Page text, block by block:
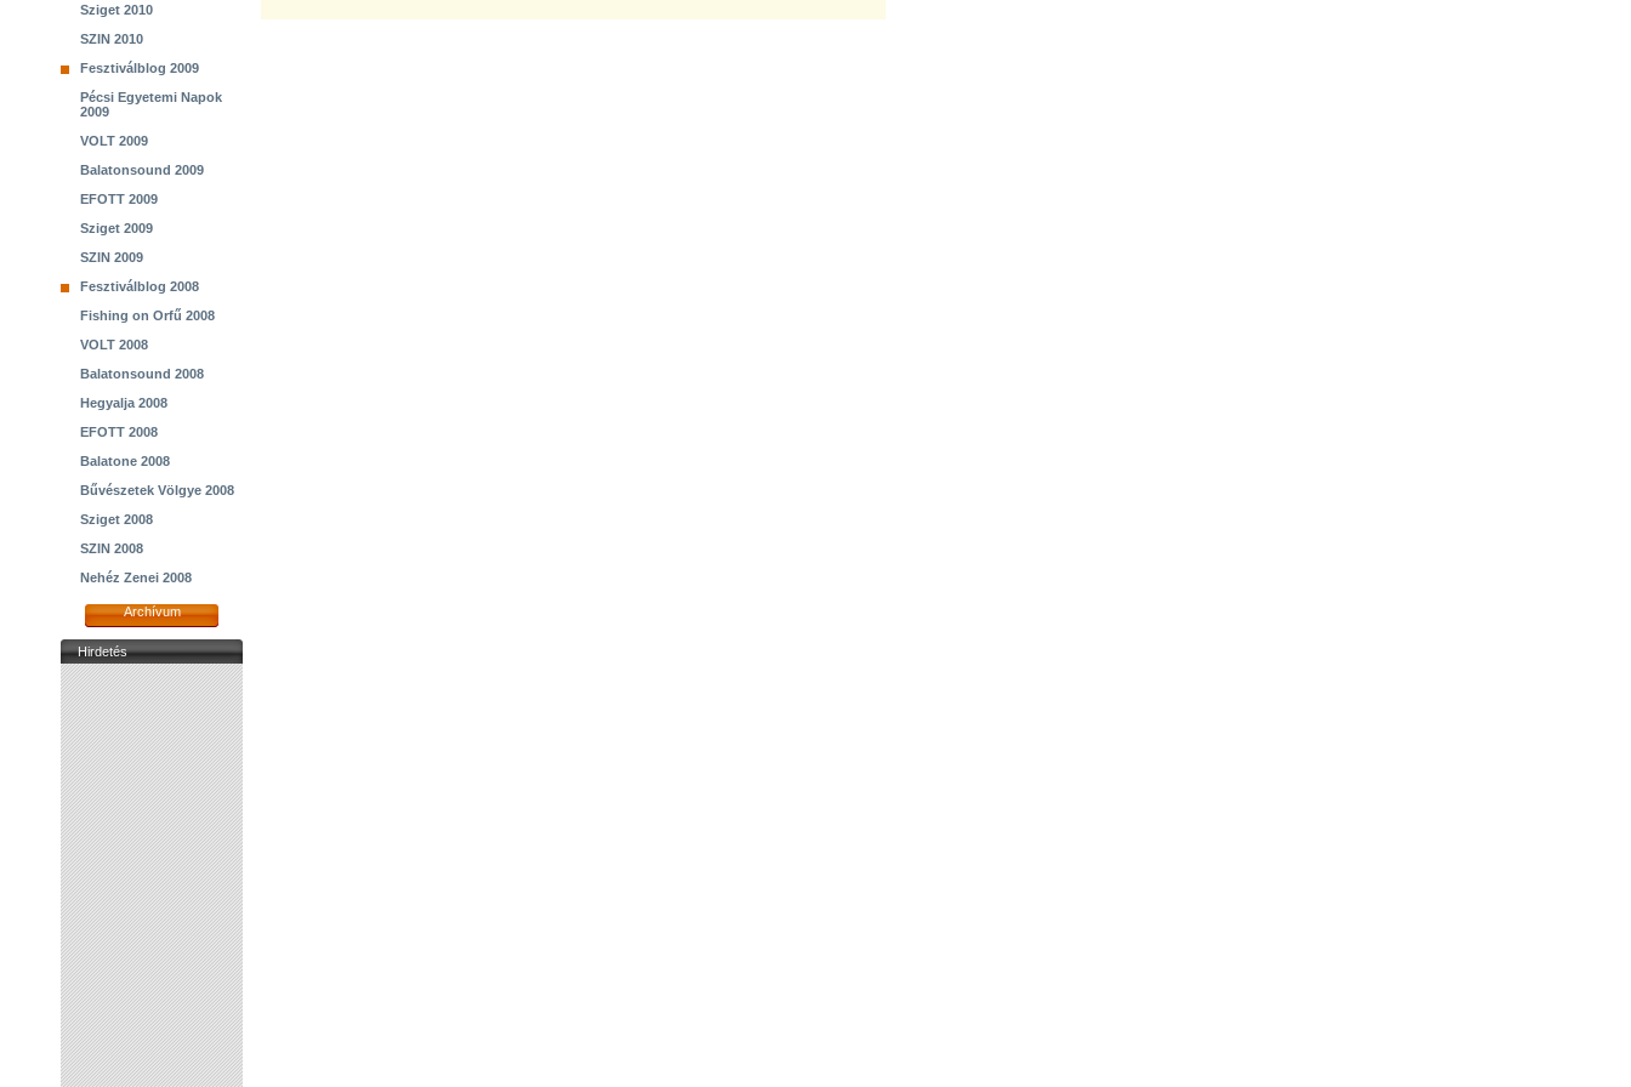
Sziget 2010
SZIN 2010
Fesztiválblog 2009
Pécsi Egyetemi Napok
2009
VOLT 2009
Balatonsound 2009
EFOTT 2009
Sziget 2009
SZIN 2009
Fesztiválblog 2008
Fishing on Orfű 2008
VOLT 2008
Balatonsound 2008
Hegyalja 2008
EFOTT 2008
Balatone 2008
Bűvészetek Völgye 2008
Sziget 2008
SZIN 2008
Nehéz Zenei 2008
Archívum
Hirdetés